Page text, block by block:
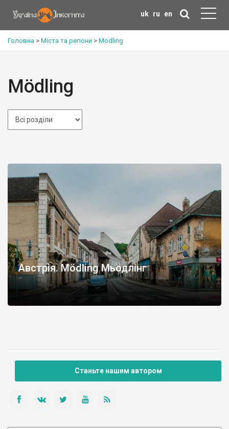
uk ru en
Головна > Міста та регіони > Mödling
Mödling
Австрія. Mödling Мьодлінг
Станьте нашим автором